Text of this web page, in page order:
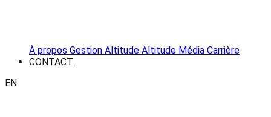
À propos Gestion Altitude Altitude Média Carrière
CONTACT
EN